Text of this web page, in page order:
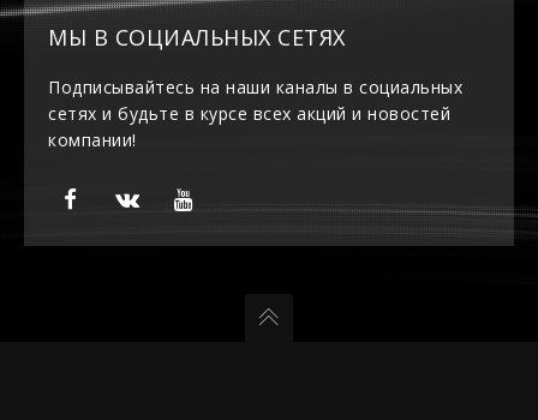
МЫ В СОЦИАЛЬНЫХ СЕТЯХ
Подписывайтесь на наши каналы в социальных
сетях и будьте в курсе всех акций и новостей
компании!